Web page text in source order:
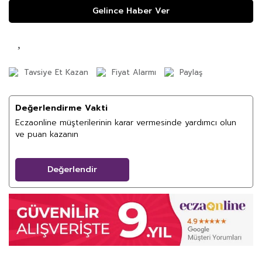
Gelince Haber Ver
Tavsiye Et Kazan Fiyat Alarmı Paylaş
Değerlendirme Vakti
Eczaonline müşterilerinin karar vermesinde yardımcı olun
ve puan kazanın
Değerlendir